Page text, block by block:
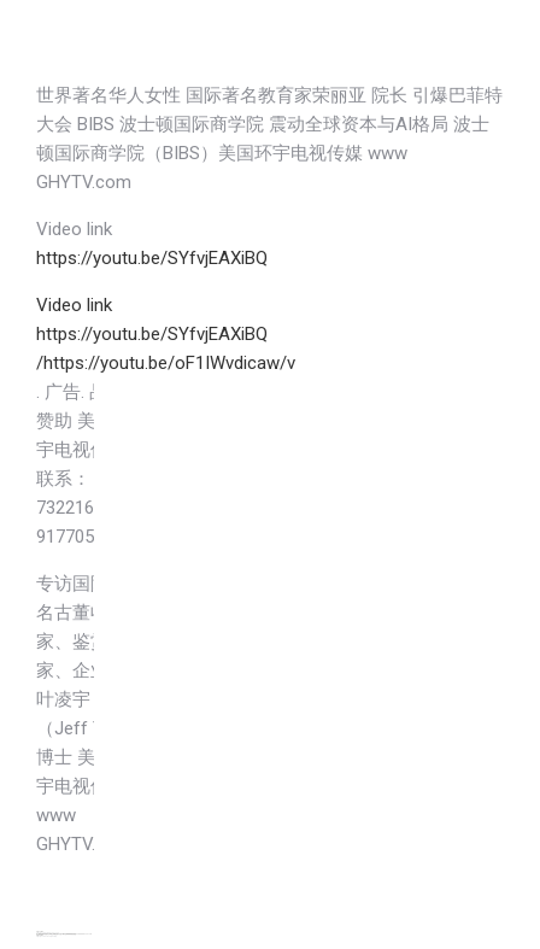
世界著名华人女性 国际著名教育家荣丽亚 院长 引爆巴菲特
大会 BIBS 波士顿国际商学院 震动全球资本与AI格局 波士
顿国际商学院（BIBS）美国环宇电视传媒 www
GHYTV.com
Video link
https://youtu.be/SYfvjEAXiBQ
Video link
https://youtu.be/SYfvjEAXiBQ
/https://youtu.be/oF1IWvdicaw/v
. 广告. 品牌.
赞助 美国环
宇电视传媒
联系：
7322165001.
9177052606.
专访国际著
名古董收藏
家、鉴赏
家、企业家
叶凌宇
（Jeff Ye)
博士 美国环
宇电视传媒
www
GHYTV.com